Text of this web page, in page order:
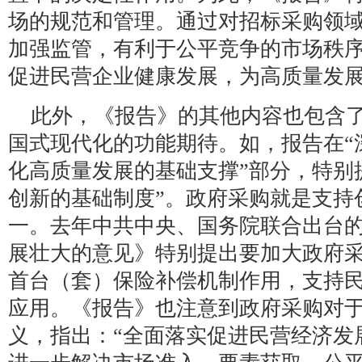
场的规范和管理。通过对招标采购领
加强监管，有利于公平竞争的市场秩
促进民营企业健康发展，为高质量发
此外，《报告》的其他内容也包含
国式现代化的功能期待。如，报告在
化高质量发展的基础支撑”部分，特
创新的基础制度”。政府采购就是支
一。去年中共中央、国务院联合出台
展壮大的意见》特别提出要加大政府
首台（套）保险补偿机制作用，支持
应用。《报告》也注意到政府采购对
义，指出：“全面落实促进民营经济